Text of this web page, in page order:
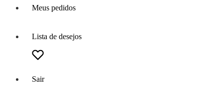
Meus pedidos
Lista de desejos
Sair